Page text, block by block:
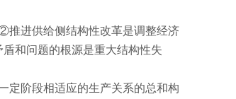
推进供给侧结构性改革是调整经济
和问题的根源是重大结构性失
定阶段相适应的生产关系的总和构